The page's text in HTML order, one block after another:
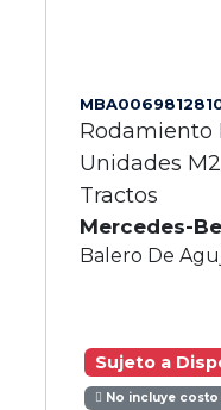
Rodamiento
Unidades
Tractos
Mercedes-
Balero De
Sujeto a
No incluye